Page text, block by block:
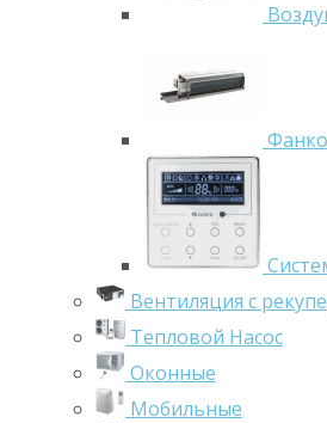
Вентиляция с
Тепловой Насос
Оконные
Мобильные